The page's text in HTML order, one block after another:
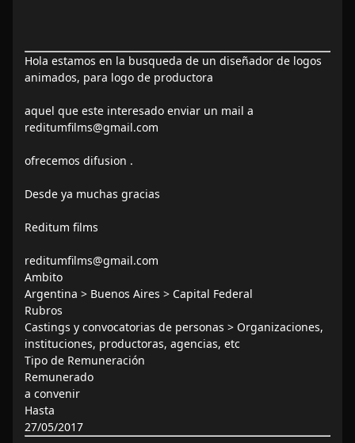
Hola estamos en la busqueda de un diseñador de logos
animados, para logo de productora
aquel que este interesado enviar un mail a
reditumfilms@gmail.com
ofrecemos difusion .
Desde ya muchas gracias
Reditum films
reditumfilms@gmail.com
Ambito
Argentina > Buenos Aires > Capital Federal
Rubros
Castings y convocatorias de personas > Organizaciones,
instituciones, productoras, agencias, etc
Tipo de Remuneración
Remunerado
a convenir
Hasta
27/05/2017